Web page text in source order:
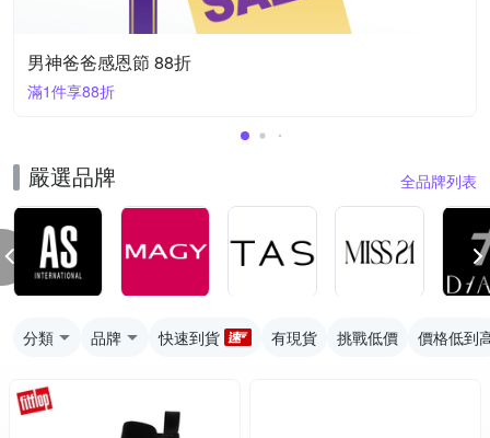
男神爸爸感恩節 88折
滿1件享88折
嚴選品牌 全品牌列表
分類 品牌 快速到貨 有現貨 挑戰低價 價格低到